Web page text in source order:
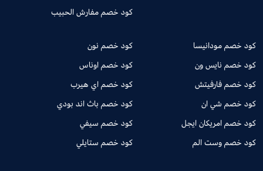
كود خصم مفارش الحبيب
كود خصم مودانيسا
كود خصم نايس ون
كود خصم فارفيتش
كود خصم شي ان
كود خصم امريكان ايجل
كود خصم وست الم
كود خصم نون
كود خصم اوناس
كود خصم اي هيرب
كود خصم باث اند بودي
كود خصم سيفي
كود خصم ستايلي